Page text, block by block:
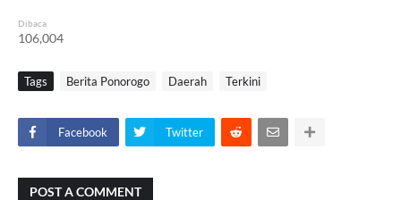
Dibaca
106,004
Tags Berita Ponorogo Daerah Terkini
Facebook Twitter
POST A COMMENT